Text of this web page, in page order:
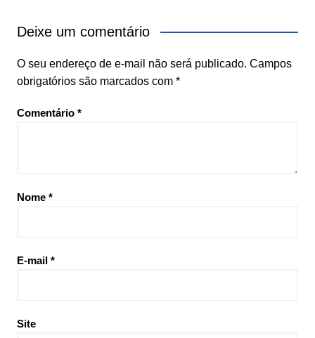
Deixe um comentário
O seu endereço de e-mail não será publicado. Campos
obrigatórios são marcados com *
Comentário *
Nome *
E-mail *
Site